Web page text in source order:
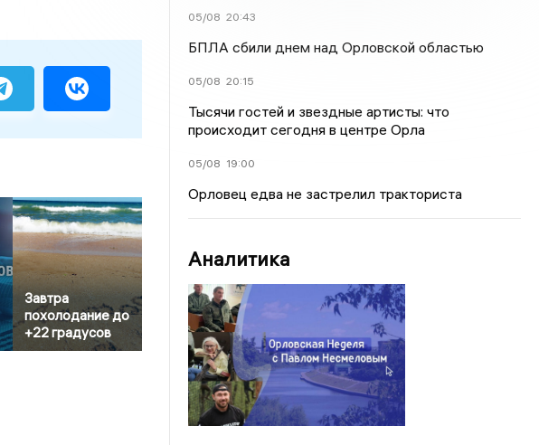
Завтра
похолодание до
+22 градусов
05/08 20:43
БПЛА сбили днем над Орловской областью
05/08 20:15
Тысячи гостей и звездные артисты: что
происходит сегодня в центре Орла
05/08 19:00
Орловец едва не застрелил тракториста
Аналитика